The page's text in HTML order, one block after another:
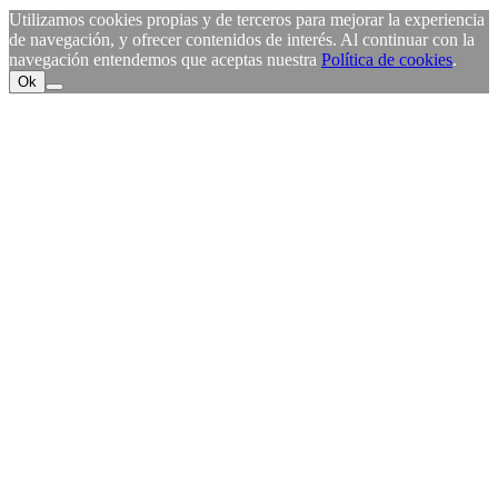
Utilizamos cookies propias y de terceros para mejorar la experiencia
de navegación, y ofrecer contenidos de interés. Al continuar con la
navegación entendemos que aceptas nuestra Política de cookies.
Ok